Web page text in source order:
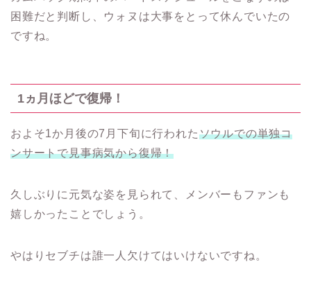
困難だと判断し、ウォヌは大事をとって休んでいたの
ですね。
1ヵ月ほどで復帰！
およそ1か月後の7月下旬に行われたソウルでの単独コ
ンサートで見事病気から復帰！
久しぶりに元気な姿を見られて、メンバーもファンも
嬉しかったことでしょう。
やはりセブチは誰一人欠けてはいけないですね。